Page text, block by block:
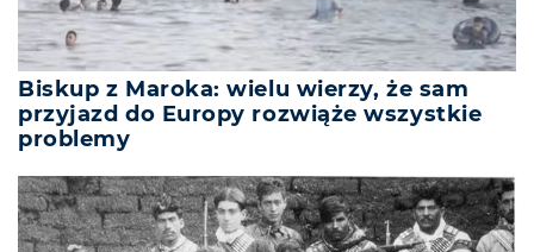
Biskup z Maroka: wielu wierzy, że sam
przyjazd do Europy rozwiąże wszystkie
problemy